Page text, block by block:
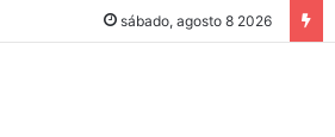
sábado, agosto 8 2026